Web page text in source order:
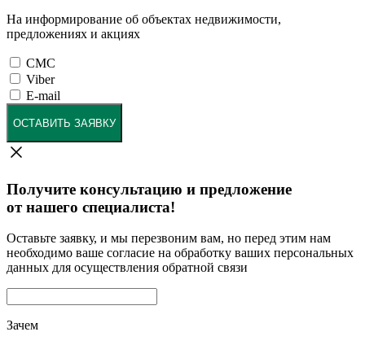
На информирование об объектах недвижимости,
предложениях и акциях
СМС
Viber
E-mail
ОСТАВИТЬ ЗАЯВКУ
Получите консультацию и предложение
от нашего специалиста!
Оставьте заявку, и мы перезвоним вам, но перед этим нам
необходимо ваше согласие на обработку ваших персональных
данных для осуществления обратной связи
Зачем